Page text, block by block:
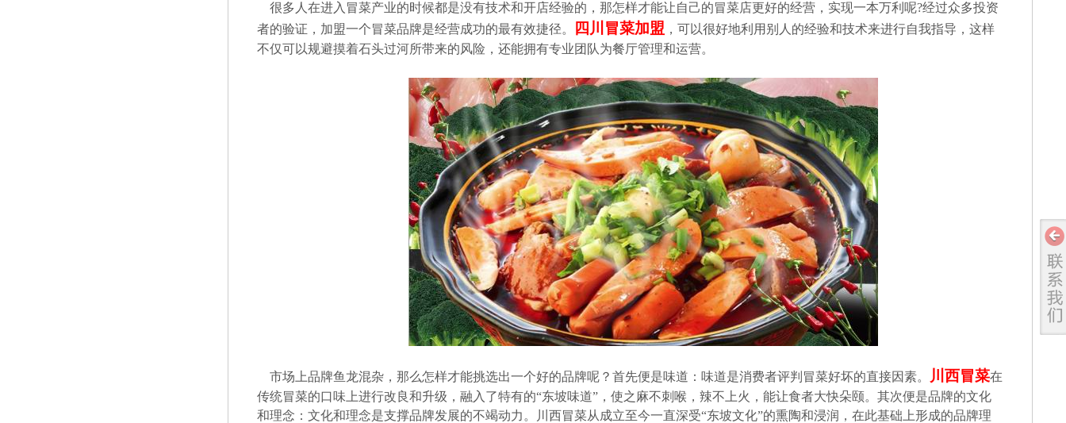
很多人在进入冒菜产业的时候都是没有技术和开店经验的，那怎样才能让自己的冒菜店更好的经营，实现一本万利呢?经过众多投资
者的验证，加盟一个冒菜品牌是经营成功的最有效捷径。
四川冒菜加盟 ，可以很好地利用别人的经验和技术来进行自我指导，这样
不仅可以规避摸着石头过河所带来的风险，还能拥有专业团队为餐厅管理和运营。
市场上品牌鱼龙混杂，那么怎样才能挑选出一个好的品牌呢？首先便是味道：味道是消费者评判冒菜好坏的直接因素。 川西冒菜在
传统冒菜的口味上进行改良和升级，融入了特有的“东坡味道”，使之麻不刺喉，辣不上火，能让食者大快朵颐。其次便是品牌的文化
和理念：文化和理念是支撑品牌发展的不竭动力。川西冒菜从成立至今一直深受“东坡文化”的熏陶和浸润，在此基础上形成的品牌理